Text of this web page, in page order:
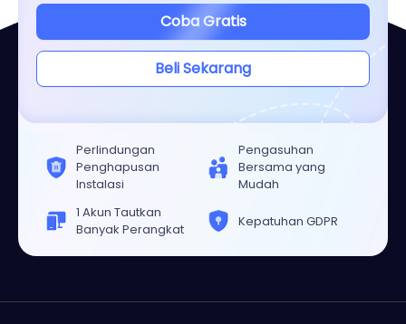
Coba Gratis
Beli Sekarang
Perlindungan
Penghapusan
Instalasi
Pengasuhan
Bersama yang
Mudah
1 Akun Tautkan
Banyak Perangkat
Kepatuhan GDPR